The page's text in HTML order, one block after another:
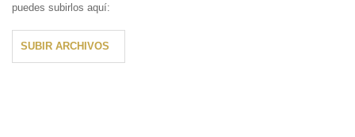
puedes subirlos aquí:
SUBIR ARCHIVOS